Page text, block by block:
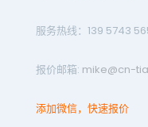
服务热线：139 5743
报价邮箱: mike@cn-
添加微信，快速报价